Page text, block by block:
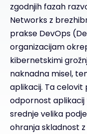
zgodnjih fazah
Networks z
prakse DevOps
organizacijam
kibernetskimi
naknadna misel,
aplikacij. Ta
odpornost
srednje velika
ohranja skladnost